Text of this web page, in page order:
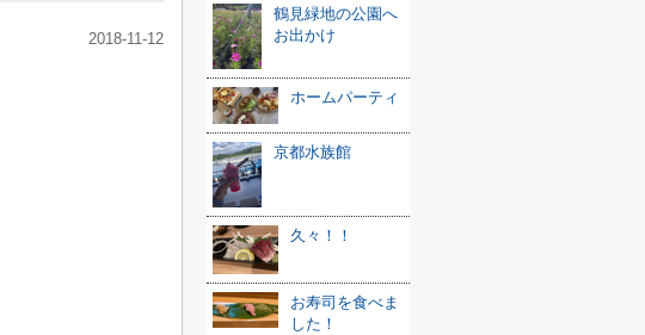
2018-11-12
鶴見緑地の公園へ
お出かけ
ホームパーティ
京都水族館
久々！！
お寿司を食べま
した！